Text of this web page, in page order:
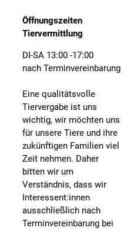
Öffnungszeiten
Tiervermittlung
DI-SA 13:00 -17:00
nach Terminvereinbarung
Eine qualitätsvolle
Tiervergabe ist uns
wichtig, wir möchten uns
für unsere Tiere und ihre
zukünftigen Familien viel
Zeit nehmen. Daher
bitten wir um
Verständnis, dass wir
Interessent:innen
ausschließlich nach
Terminvereinbarung bei